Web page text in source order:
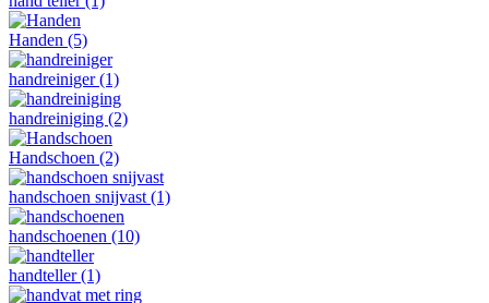
Handen (5)
handreiniger(1)
handreiniging (2)
Handschoen (2)
handschoen snijvast (1)
handschoenen (10)
handteller(1)